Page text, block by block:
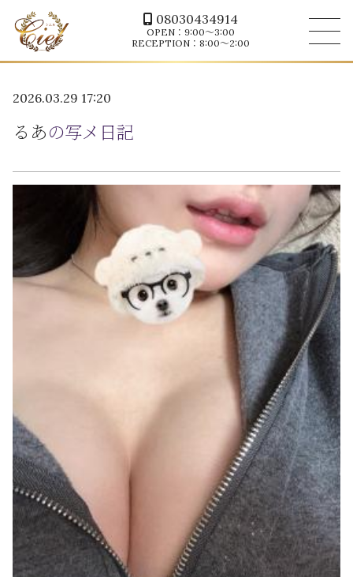
08030434914
OPEN：9:00～3:00
RECEPTION：8:00～2:00
2026.03.29 17:20
るあの写メ日記